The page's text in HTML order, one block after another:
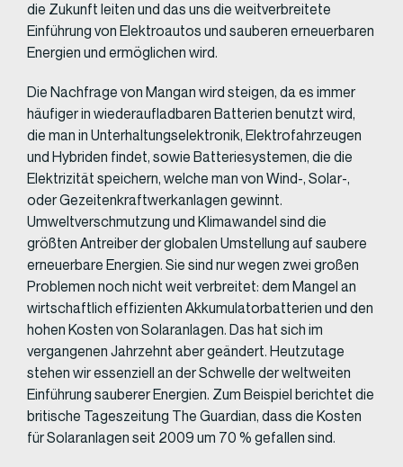
die Zukunft leiten und das uns die weitverbreitete
Einführung von Elektroautos und sauberen erneuerbaren
Energien und ermöglichen wird.
Die Nachfrage von Mangan wird steigen, da es immer
häufiger in wiederaufladbaren Batterien benutzt wird,
die man in Unterhaltungselektronik, Elektrofahrzeugen
und Hybriden findet, sowie Batteriesystemen, die die
Elektrizität speichern, welche man von Wind-, Solar-,
oder Gezeitenkraftwerkanlagen gewinnt.
Umweltverschmutzung und Klimawandel sind die
größten Antreiber der globalen Umstellung auf saubere
erneuerbare Energien. Sie sind nur wegen zwei großen
Problemen noch nicht weit verbreitet: dem Mangel an
wirtschaftlich effizienten Akkumulatorbatterien und den
hohen Kosten von Solaranlagen. Das hat sich im
vergangenen Jahrzehnt aber geändert. Heutzutage
stehen wir essenziell an der Schwelle der weltweiten
Einführung sauberer Energien. Zum Beispiel berichtet die
britische Tageszeitung The Guardian, dass die Kosten
für Solaranlagen seit 2009 um 70 % gefallen sind.